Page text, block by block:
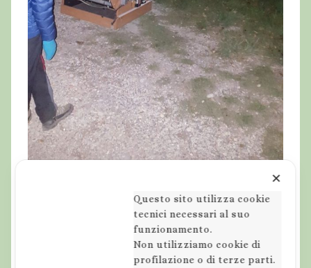
✕
Questo sito utilizza cookie
tecnici necessari al suo
funzionamento.
Non utilizziamo cookie di
profilazione o di terze parti.